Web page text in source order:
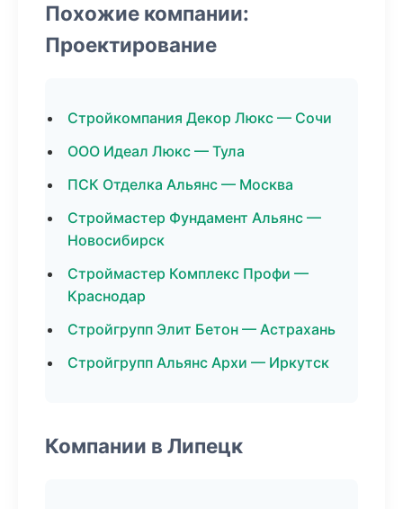
Похожие компании:
Проектирование
Стройкомпания Декор Люкс — Сочи
ООО Идеал Люкс — Тула
ПСК Отделка Альянс — Москва
Строймастер Фундамент Альянс —
Новосибирск
Строймастер Комплекс Профи —
Краснодар
Стройгрупп Элит Бетон — Астрахань
Стройгрупп Альянс Архи — Иркутск
Компании в Липецк